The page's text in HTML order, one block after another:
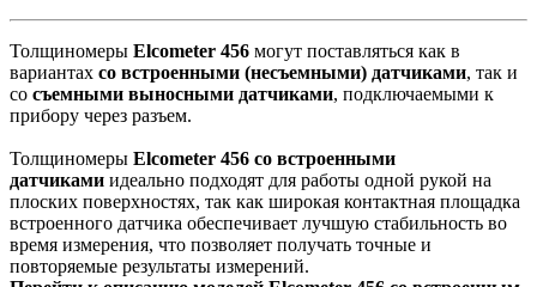
Толщиномеры Elcometer 456 могут поставляться как в
вариантах со встроенными (несъемными) датчиками, так и
со съемными выносными датчиками, подключаемыми к
прибору через разъем.
Толщиномеры Elcometer 456 со встроенными
датчиками идеально подходят для работы одной рукой на
плоских поверхностях, так как широкая контактная площадка
встроенного датчика обеспечивает лучшую стабильность во
время измерения, что позволяет получать точные и
повторяемые результаты измерений.